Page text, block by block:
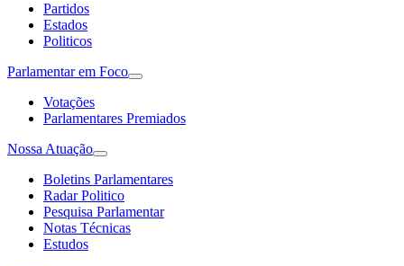
Partidos
Estados
Politicos
Parlamentar em Foco
Votações
Parlamentares Premiados
Nossa Atuação
Boletins Parlamentares
Radar Politico
Pesquisa Parlamentar
Notas Técnicas
Estudos